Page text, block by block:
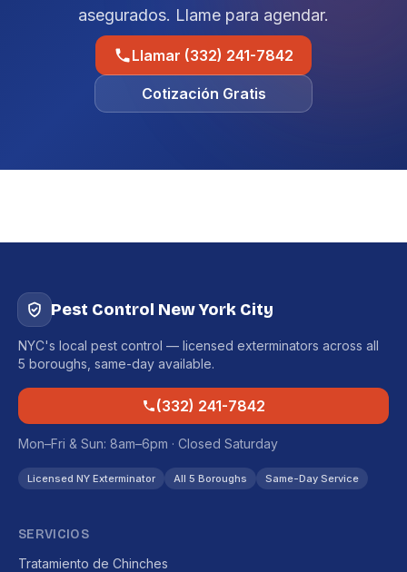
asegurados. Llame para agendar.
Llamar (332) 241-7842
Cotización Gratis
Pest Control New York City
NYC's local pest control — licensed exterminators across all
5 boroughs, same-day available.
(332) 241-7842
Mon–Fri & Sun: 8am–6pm · Closed Saturday
Licensed NY Exterminator All 5 Boroughs Same-Day Service
SERVICIOS
Tratamiento de Chinches